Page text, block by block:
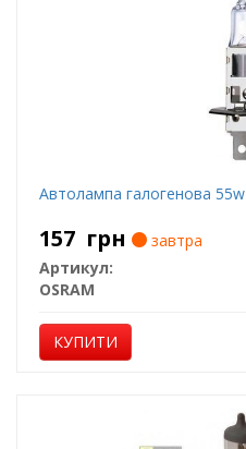
Автолампа галогенова 55w
157 грн
завтра
Артикул:
OSRAM
КУПИТИ